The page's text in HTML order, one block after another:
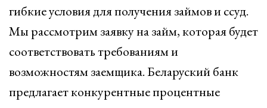
гибкие условия для получения займов и ссуд.
Мы рассмотрим заявку на займ, которая будет
соответствовать требованиям и
возможностям заемщика. Беларуский банк
предлагает конкурентные процентные